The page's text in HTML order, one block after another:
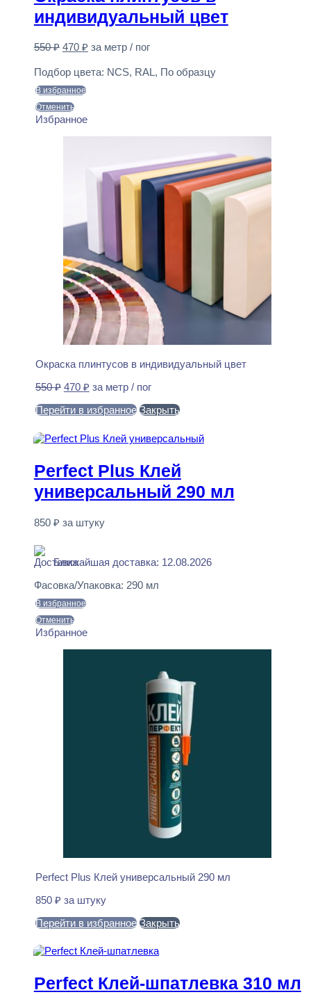
индивидуальный цвет
550₽ Первоначальная
составляла
550 ₽.
470 ₽Текущая
470 ₽.
за метр / пог
Подбор цвета: NCS, RAL, По образцу
В избранное
Отменить
Избранное
Окраска плинтусов в индивидуальный цвет
550₽ Первоначальная
составляла
470 ₽Текущая
470 ₽.
за метр / пог
Перейти в избранное Закрыть
Perfect Plus Клей
универсальный 290 мл
850 ₽ за штуку
Ближайшая доставка: 12.08.2026
Фасовка/Упаковка: 290 мл
В избранное
Отменить
Избранное
Perfect Plus Клей универсальный 290 мл
850 ₽ за штуку
Перейти в избранное Закрыть
Perfect Клей-шпатлевка 310 мл